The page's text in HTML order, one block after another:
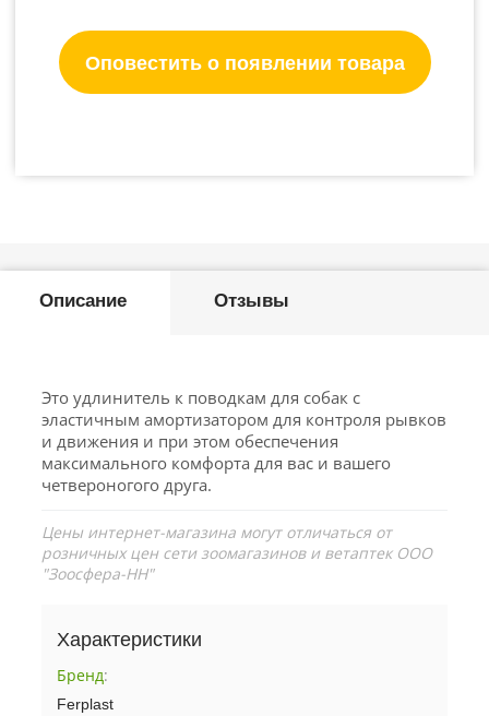
Оповестить о появлении товара
Описание Отзывы
Это удлинитель к поводкам для собак с
эластичным амортизатором для контроля рывков
и движения и при этом обеспечения
максимального комфорта для вас и вашего
четвероногого друга.
Цены интернет-магазина могут отличаться от
розничных цен сети зоомагазинов и ветаптек ООО
"Зоосфера-НН"
Характеристики
Бренд:
Ferplast